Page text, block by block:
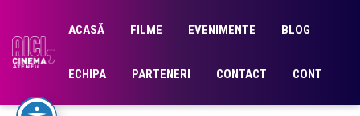
ACASĂ FILME EVENIMENTE BLOG
ECHIPA PARTENERI CONTACT CONT